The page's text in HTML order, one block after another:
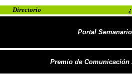
Directorio
Portal Semanario
Premio de Comunicación